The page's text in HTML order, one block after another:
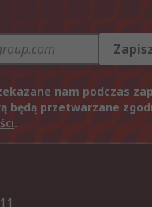
nam podczas
będą przetwarzane
.